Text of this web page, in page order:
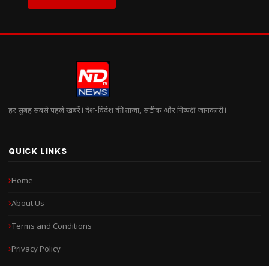
हर सुबह सबसे पहले खबरें। देश-विदेश की ताज़ा, सटीक और निष्पक्ष जानकारी।
QUICK LINKS
Home
About Us
Terms and Conditions
Privacy Policy